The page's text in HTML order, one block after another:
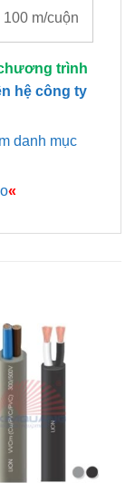
100 m/cuộn
trình
hệ công ty
danh mục
«